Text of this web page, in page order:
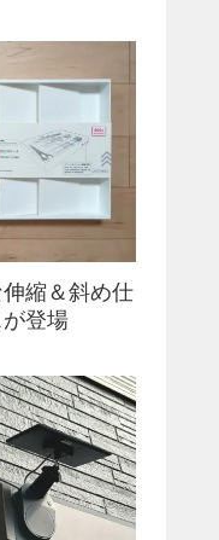
縮＆斜め仕
登場